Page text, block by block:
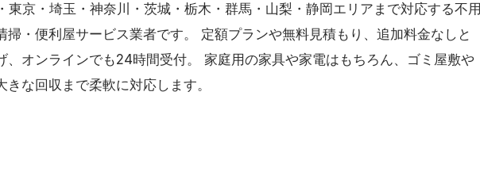
京・埼玉・神奈川・茨城・栃木・群馬・山梨・静岡エリアまで対応する不用
掃・便利屋サービス業者です。 定額プランや無料見積もり、追加料金なしと
、オンラインでも24時間受付。 家庭用の家具や家電はもちろん、ゴミ屋敷や
な回収まで柔軟に対応します。